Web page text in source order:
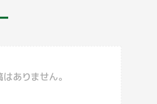
ありません。